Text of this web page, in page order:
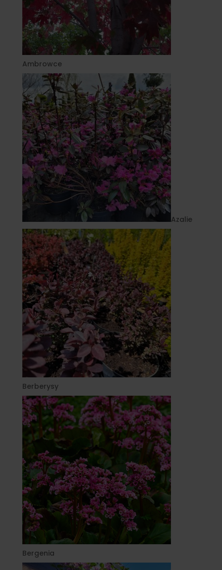
Ambrowce
Azalie
Berberysy
Bergenia